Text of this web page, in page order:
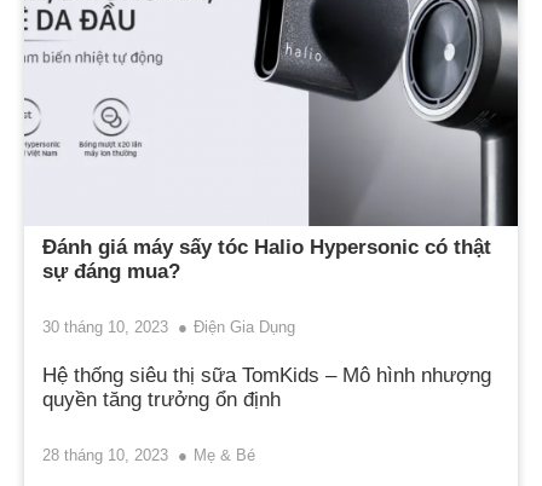
Đánh giá máy sấy tóc Halio Hypersonic có thật
sự đáng mua?
30 tháng 10, 2023 Điện Gia Dụng
Hệ thống siêu thị sữa TomKids – Mô hình nhượng
quyền tăng trưởng ổn định
28 tháng 10, 2023 Mẹ & Bé